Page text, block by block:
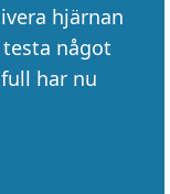
hjärnan
något
har nu